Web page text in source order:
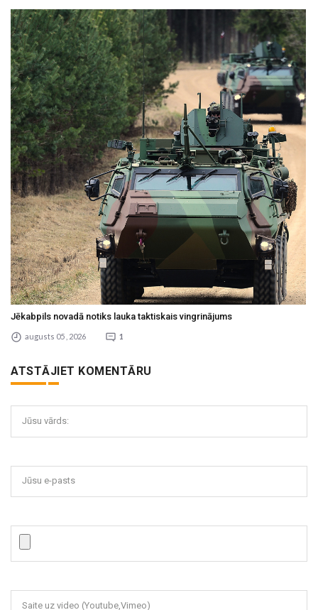
Jēkabpils novadā notiks lauka taktiskais vingrinājums
augusts 05 , 2026 1
ATSTĀJIET KOMENTĀRU
Jūsu vārds:
Jūsu e-pasts
Saite uz video (Youtube,Vimeo)